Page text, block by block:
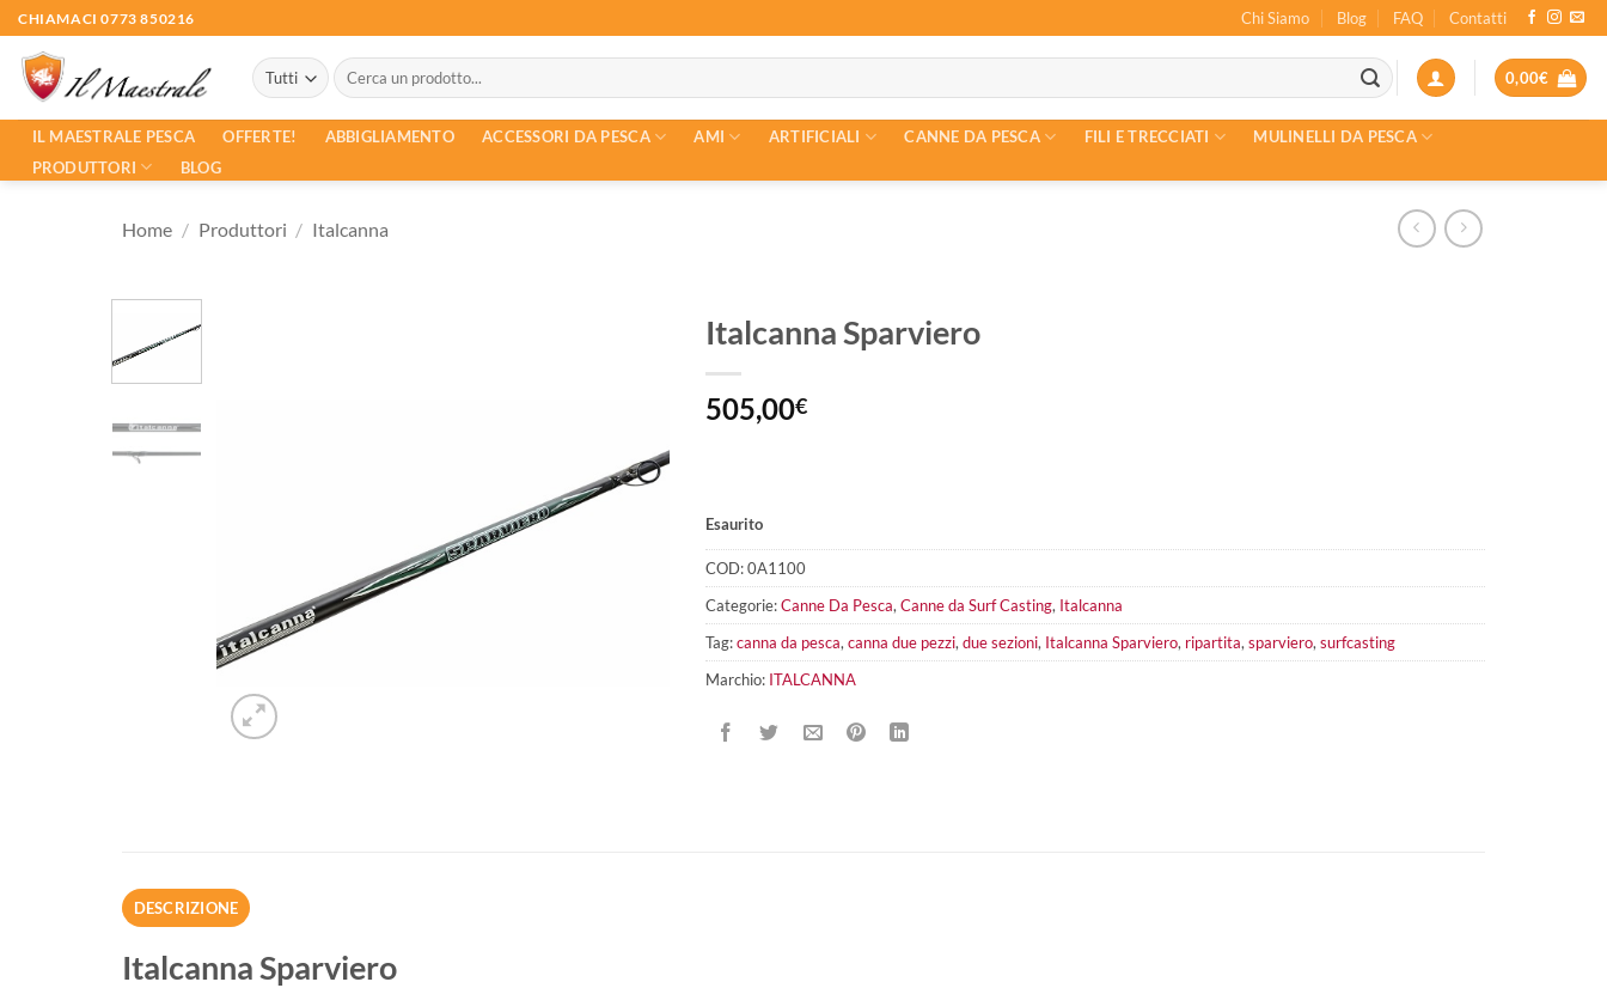
Salta
ai
contenuti
CHIAMACI 0773 850216 Chi Siamo Blog FAQ Contatti
Cerca:
0,00€
IL MAESTRALE PESCA OFFERTE! ABBIGLIAMENTO ACCESSORI DA PESCA AMI ARTIFICIALI CANNE DA PESCA FILI E TRECCIATI
MULINELLI DA PESCA
PRODUTTORI
BLOG
Home / Produttori / Italcanna
Italcanna Sparviero
505,00€
Esaurito
COD:0A1100
Categorie:Canne Da Pesca, Canne da Surf Casting, Italcanna
Tag:canna da pesca, canna due pezzi, due sezioni, Italcanna Sparviero, ripartita, sparviero, surfcasting
Marchio: ITALCANNA
DESCRIZIONE
Italcanna Sparviero